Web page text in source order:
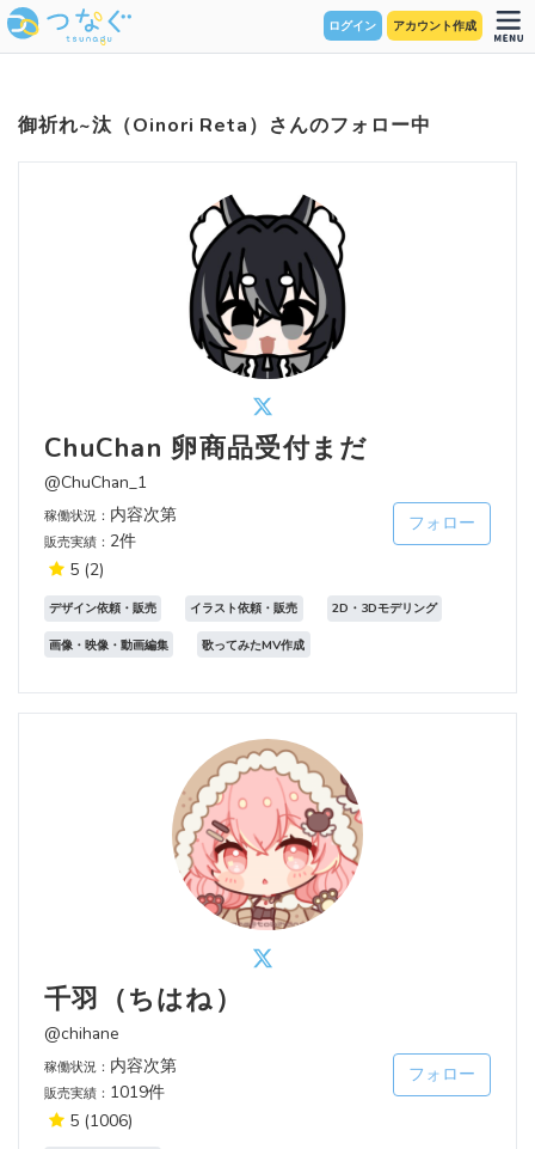
ログイン アカウント作成
御祈れ~汰（Oinori Reta）さんのフォロー中
ChuChan 卵商品受付まだ
@ChuChan_1
稼働状況： 内容次第
販売実績： 2件
5 (2)
フォロー
デザイン依頼・販売 イラスト依頼・販売 2D・3Dモデリング
画像・映像・動画編集 歌ってみたMV作成
千羽（ちはね）
@chihane
稼働状況： 内容次第
販売実績： 1019件
5 (1006)
フォロー